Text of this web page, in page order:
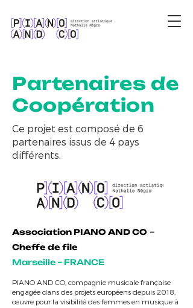
Partenaires de
Coopération
Ce projet est composé de 6
partenaires issus de 4 pays
différents.
Association PIANO AND CO –
Cheffe de file
Marseille – FRANCE
PIANO AND CO, compagnie musicale française
engagée dans des projets européens depuis 2018,
œuvre pour la visibilité des femmes en musique à